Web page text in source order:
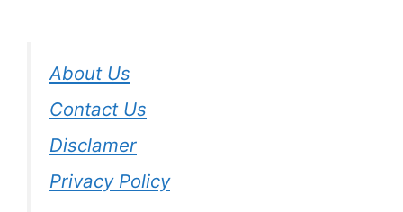
About Us
Contact Us
Disclamer
Privacy Policy